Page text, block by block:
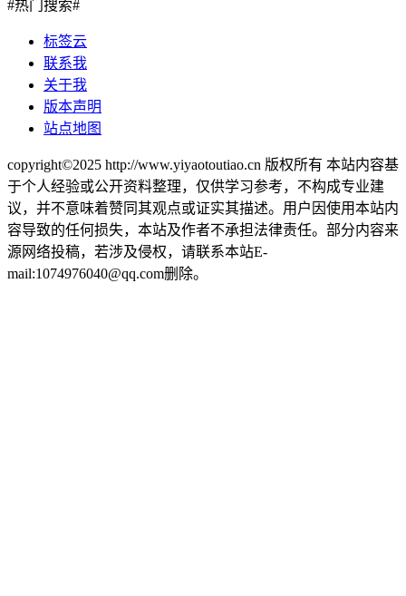
#热门搜索#
标签云
联系我
关于我
版本声明
站点地图
copyright©2025 http://www.yiyaotoutiao.cn 版权所有 本站内容基
于个人经验或公开资料整理，仅供学习参考，不构成专业建
议，并不意味着赞同其观点或证实其描述。用户因使用本站内
容导致的任何损失，本站及作者不承担法律责任。部分内容来
源网络投稿，若涉及侵权，请联系本站E-
mail:1074976040@qq.com删除。